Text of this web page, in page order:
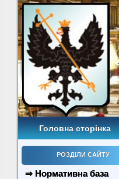
Головна сторінка
РОЗДІЛИ САЙТУ
⇒ Нормативна база